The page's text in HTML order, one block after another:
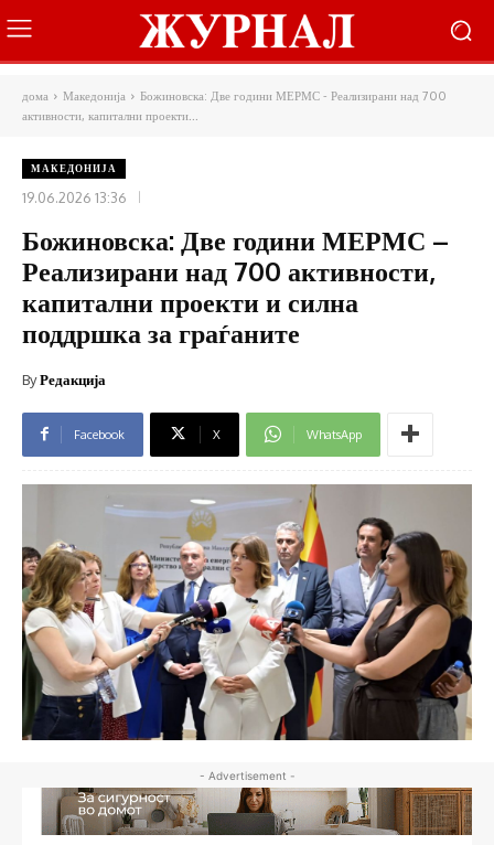
дома Македонија
Божиновска: Две години МЕРМС - Реализирани над 700
активности, капитални проекти...
МАКЕДОНИЈА
19.06.2026 13:36
Божиновска: Две години МЕРМС –
Реализирани над 700 активности,
капитални проекти и силна
поддршка за граѓаните
ByРедакција
Facebook X WhatsApp
- Advertisement -